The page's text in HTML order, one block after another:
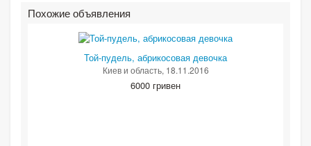
Похожие объявления
Той-пудель, абрикосовая девочка
Киев и область, 18.11.2016
6000 гривен